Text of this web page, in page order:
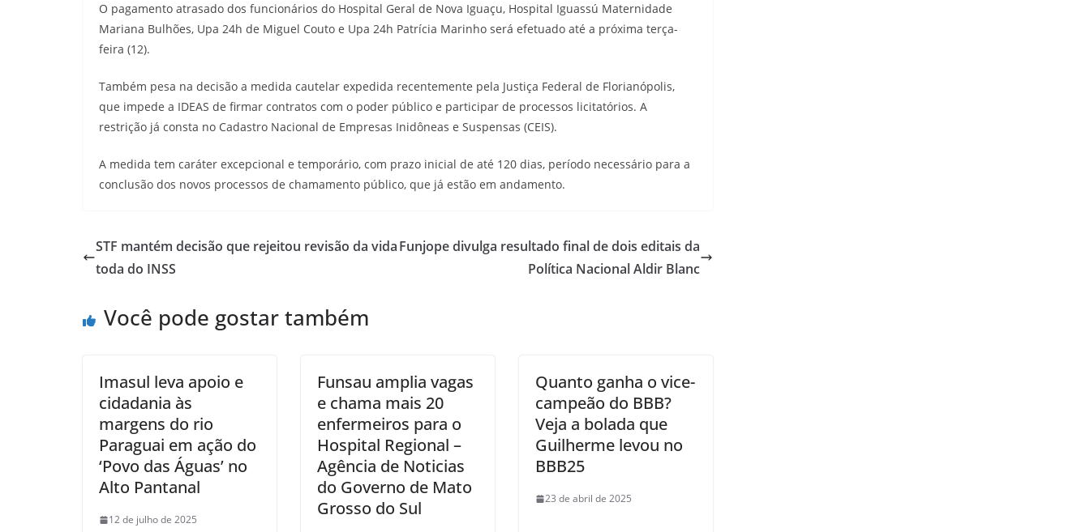
O pagamento atrasado dos funcionários do Hospital Geral de Nova Iguaçu, Hospital Iguassú Maternidade
Mariana Bulhões, Upa 24h de Miguel Couto e Upa 24h Patrícia Marinho será efetuado até a próxima terça-
feira (12).
Também pesa na decisão a medida cautelar expedida recentemente pela Justiça Federal de Florianópolis,
que impede a IDEAS de firmar contratos com o poder público e participar de processos licitatórios. A
restrição já consta no Cadastro Nacional de Empresas Inidôneas e Suspensas (CEIS).
A medida tem caráter excepcional e temporário, com prazo inicial de até 120 dias, período necessário para a
conclusão dos novos processos de chamamento público, que já estão em andamento.
STF mantém decisão que rejeitou revisão da vida
toda do INSS
Funjope divulga resultado final de dois editais da
Política Nacional Aldir Blanc
Você pode gostar também
Imasul leva apoio e
cidadania às
margens do rio
Paraguai em ação do
‘Povo das Águas’ no
Alto Pantanal
12 de julho de 2025
Funsau amplia vagas
e chama mais 20
enfermeiros para o
Hospital Regional –
Agência de Noticias
do Governo de Mato
Grosso do Sul
Quanto ganha o vice-
campeão do BBB?
Veja a bolada que
Guilherme levou no
BBB25
23 de abril de 2025